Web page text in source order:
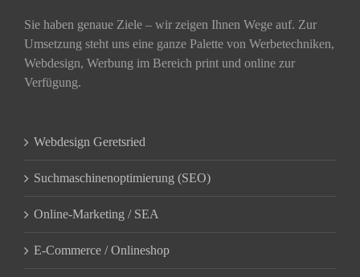
Sie haben genaue Ziele – wir zeigen Ihnen Wege auf. Zur
Umsetzung steht uns eine ganze Palette von Werbetechniken,
Webdesign, Werbung im Bereich print und online zur
Verfügung.
Webdesign Geretsried
Suchmaschinenoptimierung (SEO)
Online-Marketing / SEA
E-Commerce / Onlineshop